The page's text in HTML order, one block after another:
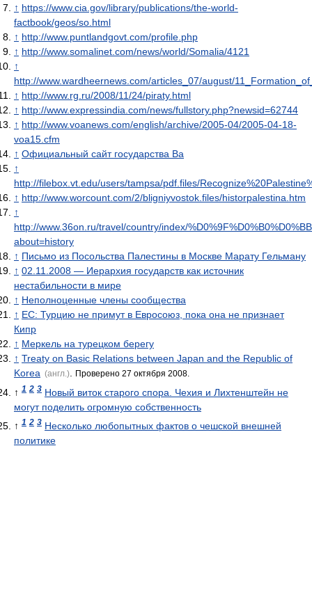
↑ https://www.cia.gov/library/publications/the-world-
factbook/geos/so.html
↑ http://www.puntlandgovt.com/profile.php
↑ http://www.somalinet.com/news/world/Somalia/4121
↑
http://www.wardheernews.com/articles_07/august/
↑ http://www.rg.ru/2008/11/24/piraty.html
↑ http://www.expressindia.com/news/fullstory.php?newsid=62744
↑ http://www.voanews.com/english/archive/2005-04/2005-04-18-
voa15.cfm
↑ Официальный сайт государства Ва
↑
http://filebox.vt.edu/users/tampsa/pdf.files/
↑ http://www.worcount.com/2/bligniyvostok.files/historpalestina.htm
↑
http://www.36on.ru/travel/country/index/
about=history
↑ Письмо из Посольства Палестины в Москве Марату Гельману
↑ 02.11.2008 — Иерархия государств как источник
нестабильности в мире
↑ Неполноценные члены сообщества
↑ ЕС: Турцию не примут в Евросоюз, пока она не признает
Кипр
↑ Меркель на турецком берегу
↑ Treaty on Basic Relations between Japan and the Republic of
Korea (англ.) Проверено 27 октября 2008.
↑ 1 2 3 Новый виток старого спора. Чехия и Лихтенштейн не
могут поделить огромную собственность
↑ 1 2 3 Несколько любопытных фактов о чешской внешней
политике